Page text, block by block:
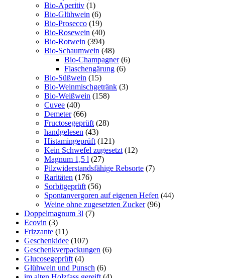
Bio-Aperitiv (1)
Bio-Glühwein (6)
Bio-Prosecco (19)
Bio-Rosewein (40)
Bio-Rotwein (394)
Bio-Schaumwein (48)
Bio-Champagner (6)
Flaschengärung (6)
Bio-Süßwein (15)
Bio-Weinmischgetränk (3)
Bio-Weißwein (158)
Cuvee (40)
Demeter (66)
Fructosegeprüft (28)
handgelesen (43)
Histamingeprüft (121)
Kein Schwefel zugesetzt (12)
Magnum 1,5 l (27)
Pilzwiderstandsfähige Rebsorte (7)
Raritäten (176)
Sorbitgeprüft (56)
Spontanvergoren auf eigenen Hefen (44)
Weine ohne zugesetzten Zucker (96)
Doppelmagnum 3l (7)
Ecovin (3)
Frizzante (11)
Geschenkidee (107)
Geschenkverpackungen (6)
Glucosegeprüft (4)
Glühwein und Punsch (6)